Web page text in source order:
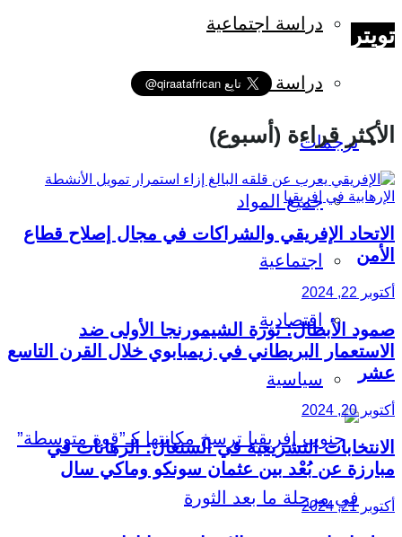
دراسة اجتماعية
دراسة اقتصادية
ترجمات
جميع المواد
اجتماعية
اقتصادية
سياسية
تويتر
الأكثر قراءة (أسبوع)
الاتحاد الإفريقي والشراكات في مجال إصلاح قطاع
الأمن
أكتوبر 22, 2024
صمود الأبطال: ثورة الشيمورنجا الأولى ضد
الاستعمار البريطاني في زيمبابوي خلال القرن التاسع
عشر
أكتوبر 20, 2024
الانتخابات التشريعية في السنغال: الرهانات في
مبارزة عن بُعْد بين عثمان سونكو وماكي سال
أكتوبر 21, 2024